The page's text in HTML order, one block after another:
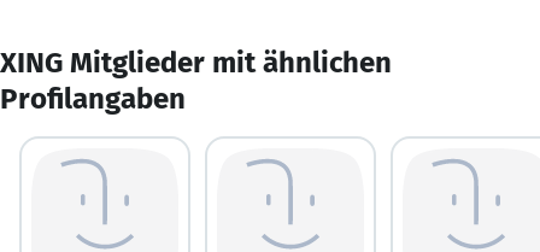
XING Mitglieder mit ähnlichen
Profilangaben